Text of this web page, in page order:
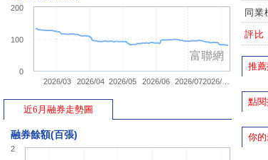
2026/03 2026/04 2026/05 2026/06 2026/072026/…
0
100
200
富聯網
近6月融券走勢圖
融券餘額(百張)
2
同業
評比
推
點
你